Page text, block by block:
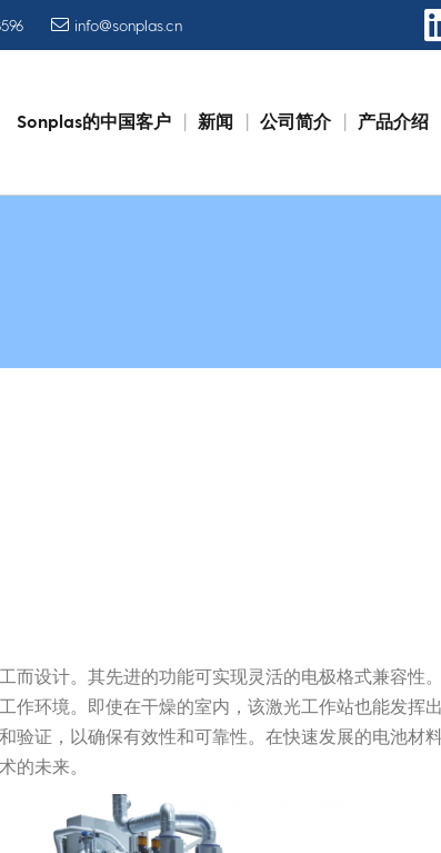
info@sonplas.cn
Skip
Sonplas的中国客户 新闻 公司简介 产品介绍
而设计。其先进的功能可实现灵活的电极格式兼容性
作环境。即使在干燥的室内，该激光工作站也能发挥
验证，以确保有效性和可靠性。在快速发展的电池材
的未来。